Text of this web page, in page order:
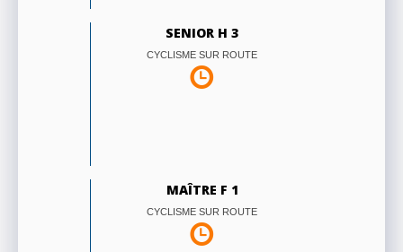
SENIOR H 3
CYCLISME SUR ROUTE
MAÎTRE F 1
CYCLISME SUR ROUTE